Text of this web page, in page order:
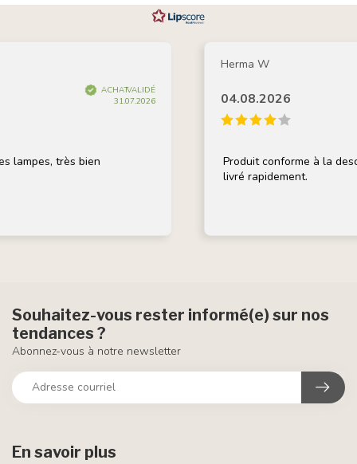
ACHAT VALIDÉ
très bien
Herma W
04.08.2026
Produit conforme à la description,
livré rapidement.
En savoir plus
Souhaitez-vous rester informé(e) sur nos
tendances ?
Abonnez-vous à notre newsletter